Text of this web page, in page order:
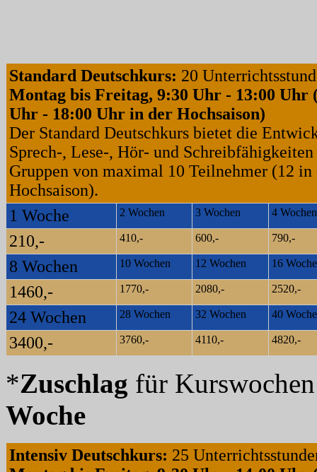
Standard Deutschkurs: 20
Montag bis Freitag, 9:30 Uhr - 13:00 Uhr
Uhr - 18:00 Uhr in der Hochsaison)
Der Standard Deutschkurs bietet die
Sprech-, Lese-, Hör- und
Gruppen von maximal 10 Teilnehmer (12 in
Hochsaison).
1 Woche
2 Wochen 3 Wochen 4 Wochen
210,- 410,- 600,- 790,-
8 Wochen 10 Wochen 12 Wochen 16
1460,- 1770,- 2080,- 2520,-
24 Wochen 28 Wochen 32 Wochen 40
3400,- 3760,- 4110,- 4820,-
*Zuschlag für
Woche
Intensiv Deutschkurs: 25